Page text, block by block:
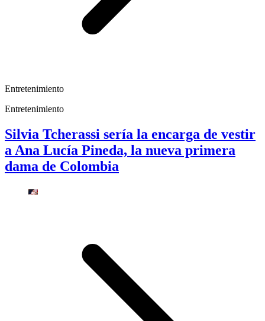
Entretenimiento
Entretenimiento
Silvia Tcherassi sería la encarga de vestir
a Ana Lucía Pineda, la nueva primera
dama de Colombia